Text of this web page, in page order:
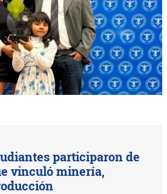
participaron de
vinculó minería,